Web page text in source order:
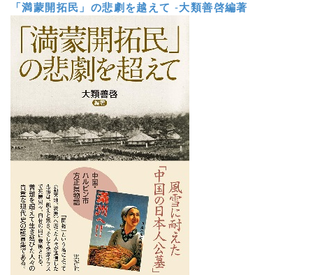
「満蒙開拓民」の悲劇を越えて -大類善啓編著